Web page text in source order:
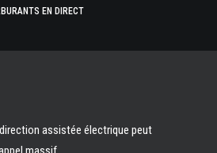
EN DIRECT
assistée électrique peut